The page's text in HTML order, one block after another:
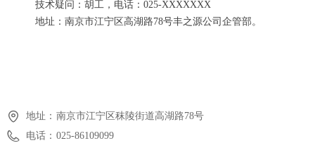
技术疑问：胡工，电话：025-XXXXXXX
地址：南京市江宁区高湖路78号丰之源公司企管部。
地址： 南京市江宁区秣陵街道高湖路78号
电话： 025-86109099